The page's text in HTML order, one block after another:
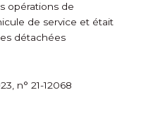
opérations de
de service et était
détachées
n° 21-12068